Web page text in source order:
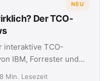
NEU
Der TCO-
interaktive TCO-
IBM, Forrester und
Min. Lesezeit